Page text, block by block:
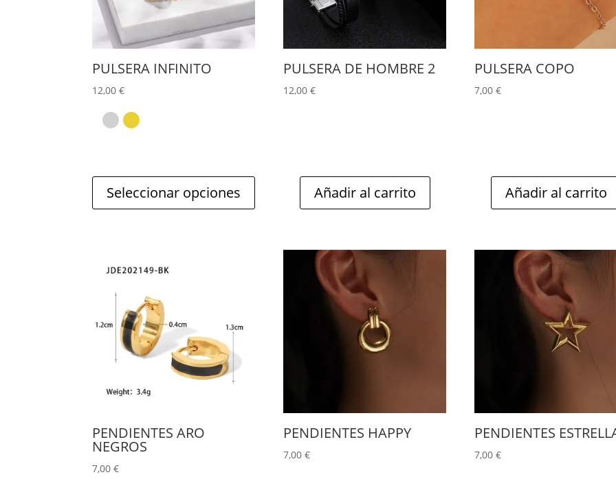
PULSERA INFINITO
12,00€
Seleccionar opciones
Las
opciones
se
página
de
PULSERA DE HOMBRE 2
12,00€
Añadir al carrito
PULSERA COPO
7,00€
Añadir al carrito
PENDIENTES ARO
NEGROS
7,00€
PENDIENTES HAPPY
7,00€
PENDIENTES
7,00€